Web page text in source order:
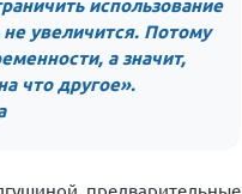
использование
увеличится. Потому
а значит,
что другое».